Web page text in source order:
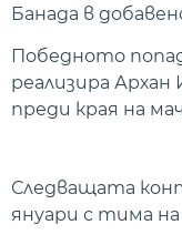
Банада в
Победното
реализира
преди края на
Следващата
януари с тима